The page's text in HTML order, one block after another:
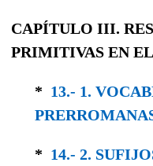
CAPÍTULO III.
PRIMITIVAS EN
* 13.- 1.
* 14.- 2.